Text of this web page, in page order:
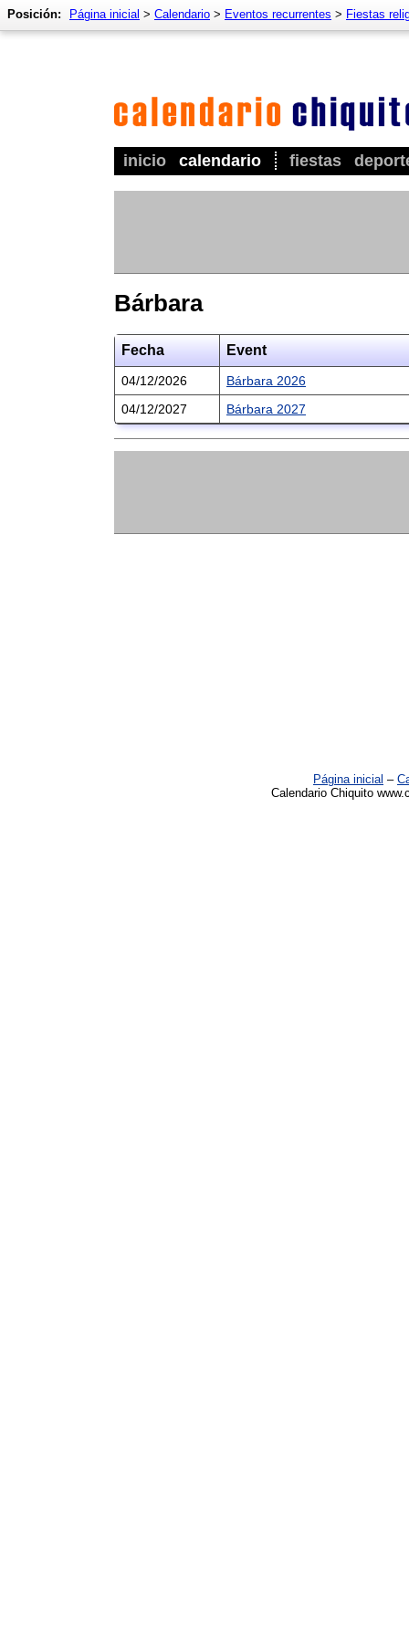
inicio calendario fiestas
Posición: Página inicial > Calendario > Eventos recurrentes > Fiestas
Bárbara
Fecha Event
04/12/2026
Bárbara 2026
04/12/2027
Bárbara 2027
Página inicial –
Calendario Chiquito